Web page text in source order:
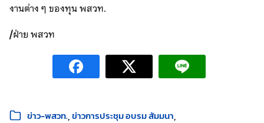
งานต่าง ๆ ของทุน พสวท.
/ฝ่าย พสวท
หมวดหมู่:
ข่าว-พสวท. ข่าวการประชุม อบรม สัมมนา